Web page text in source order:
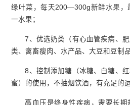
绿叶菜，每天200—300g新鲜水果，
一水果；
7、优选奶类（有心血管疾病、
类、禽畜瘦肉、水产品、大豆和豆制品
8、控制添加糖（冰糖、白糖、
蜜）的使用，不抽烟饮酒，有充足的运
高血压是终身性疾病，需要长